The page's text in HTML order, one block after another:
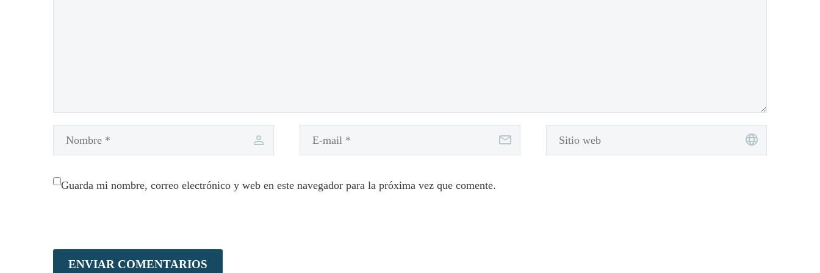
Guarda mi nombre, correo electrónico y web en este navegador para la próxima vez que comente.
ENVIAR COMENTARIOS